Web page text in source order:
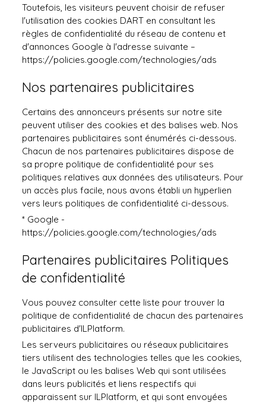
Toutefois, les visiteurs peuvent choisir de refuser
l'utilisation des cookies DART en consultant les
règles de confidentialité du réseau de contenu et
d'annonces Google à l'adresse suivante –
https://policies.google.com/technologies/ads
Nos partenaires publicitaires
Certains des annonceurs présents sur notre site
peuvent utiliser des cookies et des balises web. Nos
partenaires publicitaires sont énumérés ci-dessous.
Chacun de nos partenaires publicitaires dispose de
sa propre politique de confidentialité pour ses
politiques relatives aux données des utilisateurs. Pour
un accès plus facile, nous avons établi un hyperlien
vers leurs politiques de confidentialité ci-dessous.
* Google -
https://policies.google.com/technologies/ads
Partenaires publicitaires Politiques
de confidentialité
Vous pouvez consulter cette liste pour trouver la
politique de confidentialité de chacun des partenaires
publicitaires d'ILPlatform.
Les serveurs publicitaires ou réseaux publicitaires
tiers utilisent des technologies telles que les cookies,
le JavaScript ou les balises Web qui sont utilisées
dans leurs publicités et liens respectifs qui
apparaissent sur ILPlatform, et qui sont envoyées